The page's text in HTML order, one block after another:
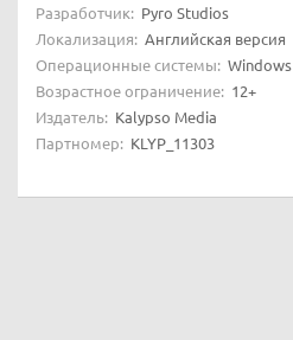
Разработчик: Pyro Studios
Локализация: Английская версия
Операционные системы: Windows
Возрастное ограничение: 12+
Издатель: Kalypso Media
Партномер: KLYP_11303